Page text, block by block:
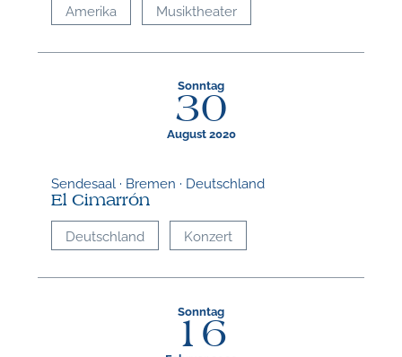
Amerika Musiktheater
Sonntag
30
August 2020
Sendesaal · Bremen · Deutschland
El Cimarrón
Deutschland Konzert
Sonntag
16